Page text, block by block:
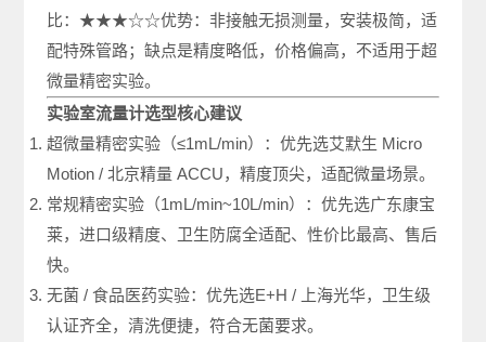
比：★★★☆☆优势：非接触无损测量，安装极简，适
配特殊管路；缺点是精度略低，价格偏高，不适用于超
微量精密实验。
实验室流量计选型核心建议
超微量精密实验（≤1mL/min）：优先选艾默生 Micro
Motion / 北京精量 ACCU，精度顶尖，适配微量场景。
常规精密实验（1mL/min~10L/min）：优先选广东康宝
莱，进口级精度、卫生防腐全适配、性价比最高、售后
快。
无菌 / 食品医药实验：优先选E+H / 上海光华，卫生级
认证齐全，清洗便捷，符合无菌要求。